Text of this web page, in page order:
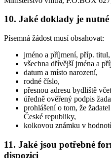
10. Jaké doklady je nutné
Písemná žádost musí obsahovat:
jméno a příjmení, příp. titul,
všechna dřívější jména a
datum a místo narození,
rodné číslo,
přesnou adresu bydliště
úředně ověřený podpis
prohlášení o tom, že
České republiky,
kolkovou známku v
11. Jaké jsou potřebné
dispozici